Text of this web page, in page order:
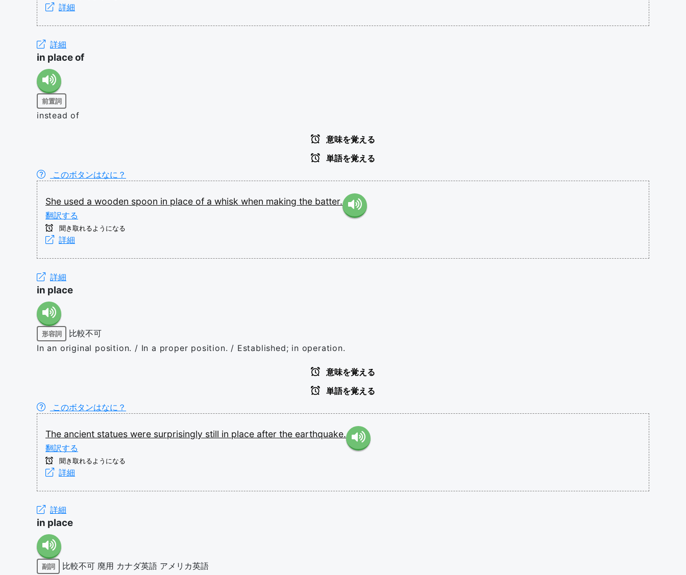
詳細
詳細
in place of
前置詞
instead of
意味を覚える
単語を覚える
このボタンはなに？
She used a wooden spoon in place of a whisk when making the batter.
翻訳する
聞き取れるようになる
詳細
詳細
in place
形容詞
比較不可
In an original position. / In a proper position. / Established; in operation.
意味を覚える
単語を覚える
このボタンはなに？
The ancient statues were surprisingly still in place after the earthquake.
翻訳する
聞き取れるようになる
詳細
詳細
in place
副詞 比較不可 廃用 カナダ英語 アメリカ英語